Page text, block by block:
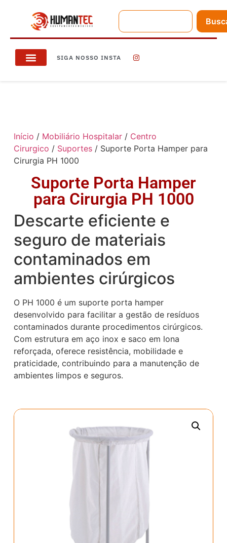
SIGA NOSSO INSTA
Início / Mobiliário Hospitalar/ Centro
Cirurgico / Suportes/ Suporte Porta Hamper para
Cirurgia PH 1000
Suporte Porta Hamper
para Cirurgia PH 1000
Descarte eficiente e
seguro de materiais
contaminados em
ambientes cirúrgicos
O PH 1000 é um suporte porta hamper
desenvolvido para facilitar a gestão de resíduos
contaminados durante procedimentos cirúrgicos.
Com estrutura em aço inox e saco em lona
reforçada, oferece resistência, mobilidade e
praticidade, contribuindo para a manutenção de
ambientes limpos e seguros.